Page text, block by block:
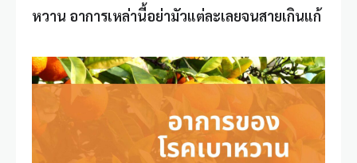
หวาน อาการเหล่านี้อย่ามัวแต่ละเลยจนสายเกินแก้